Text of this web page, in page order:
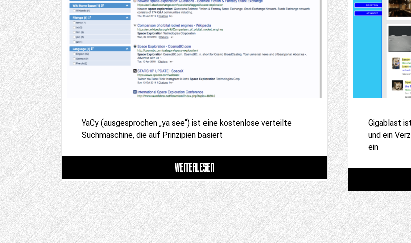
YaCy (ausgesprochen „ya see“) ist eine kostenlose verteilte
Suchmaschine, die auf Prinzipien basiert
WEITERLESEN
Gigablast
und ein
ein